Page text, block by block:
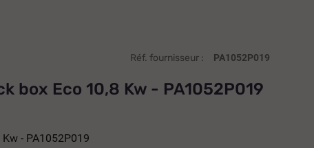
Réf. fournisseur : PA1052P019
box Eco 10,8 Kw - PA1052P019
- PA1052P019